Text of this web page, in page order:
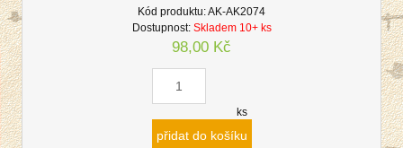
Kód produktu:AK-AK2074
Dostupnost: Skladem 10+ ks
98,00 Kč
ks
přidat do košíku